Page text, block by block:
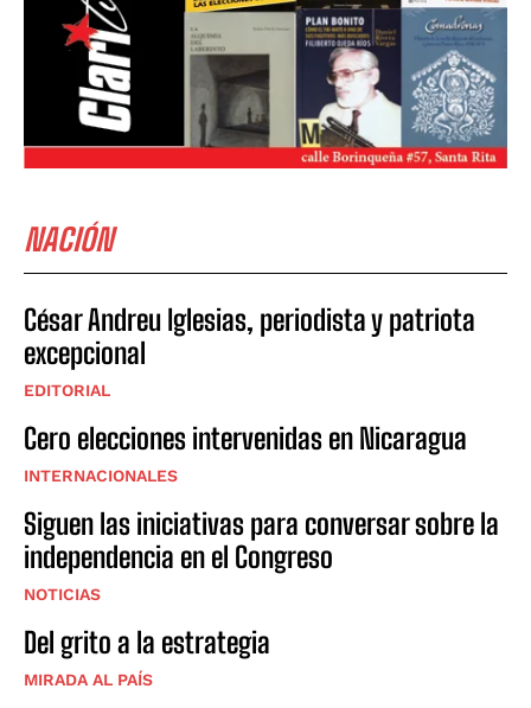
NACIÓN
César Andreu Iglesias, periodista y patriota
excepcional
EDITORIAL
Cero elecciones intervenidas en Nicaragua
INTERNACIONALES
Siguen las iniciativas para conversar sobre la
independencia en el Congreso
NOTICIAS
Del grito a la estrategia
MIRADA AL PAÍS